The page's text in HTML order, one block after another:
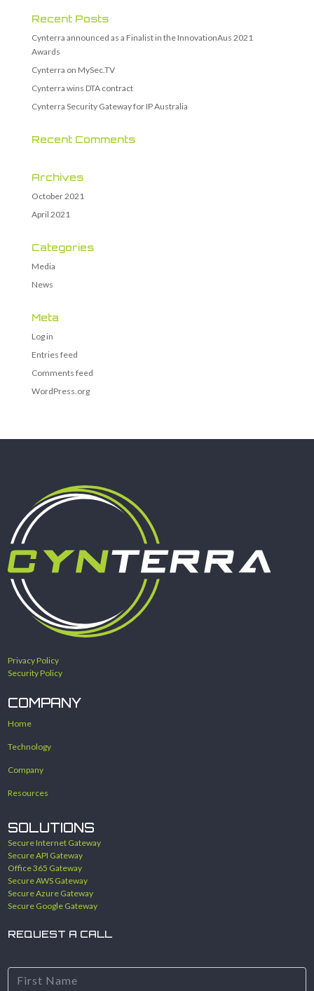
Recent Posts
Cynterra announced as a Finalist in the InnovationAus 2021
Awards
Cynterra on MySec.TV
Cynterra wins DTA contract
Cynterra Security Gateway for IP Australia
Recent Comments
Archives
October 2021
April 2021
Categories
Media
News
Meta
Log in
Entries feed
Comments feed
WordPress.org
Privacy Policy
Security Policy
COMPANY
Home
Technology
Company
Resources
SOLUTIONS
Secure Internet Gateway
Secure API Gateway
Office 365 Gateway
Secure AWS Gateway
Secure Azure Gateway
Secure Google Gateway
REQUEST A CALL